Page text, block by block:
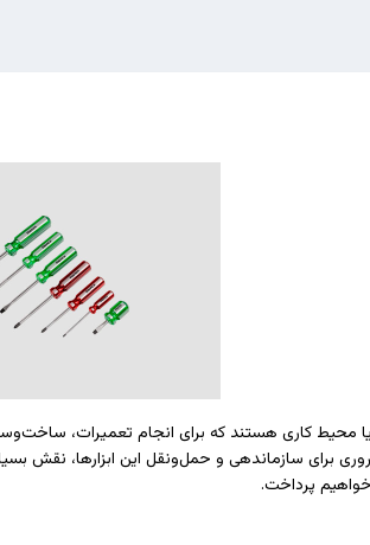
یا محیط کاری هستند که برای انجام تعمیرات،
برای سازماندهی و حمل‌ونقل این ابزارها، نقش
خواهیم پرداخت.